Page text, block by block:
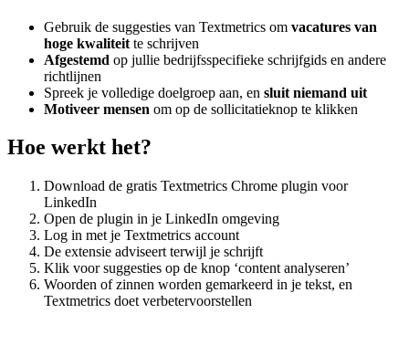
Gebruik de suggesties van Textmetrics om vacatures van
hoge kwaliteit te schrijven
Afgestemd op jullie bedrijfsspecifieke schrijfgids en andere
richtlijnen
Spreek je volledige doelgroep aan, en sluit niemand uit
Motiveer mensen om op de sollicitatieknop te klikken
Hoe werkt het?
Download de gratis Textmetrics Chrome plugin voor
LinkedIn
Open de plugin in je LinkedIn omgeving
Log in met je Textmetrics account
De extensie adviseert terwijl je schrijft
Klik voor suggesties op de knop ‘content analyseren’
Woorden of zinnen worden gemarkeerd in je tekst, en
Textmetrics doet verbetervoorstellen